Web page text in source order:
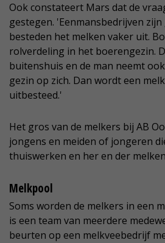
Ook constateert Mars dat de
gestegen. 'Eenmansbedrijven
besteden het melken vaker uit.
rolverdeling in het boerengezin.
buitenshuis en de man neemt
gezin op zich. Dan wordt een
uitbesteed.'
Het gros van de melkers bij AB
jongens en meiden of jongeren
thuiswerken en her en der
Melkpool
Soms worden de melkers in een
is een team van meerdere
beurten op een melkveebedrijf